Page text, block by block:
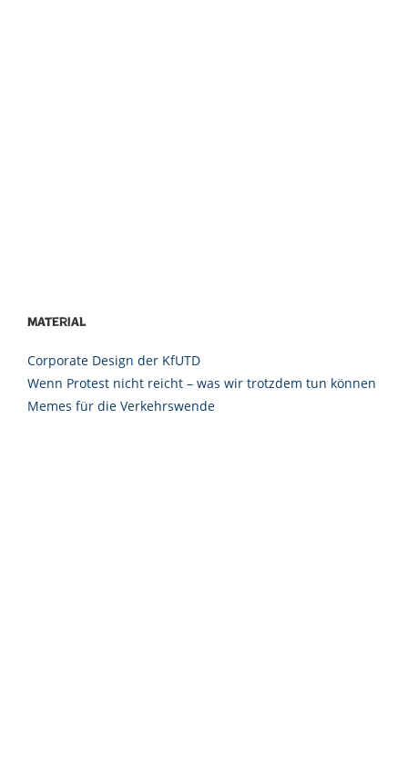
Material
Corporate Design der KfUTD
Wenn Protest nicht reicht – was wir trotzdem tun können
Memes für die Verkehrswende